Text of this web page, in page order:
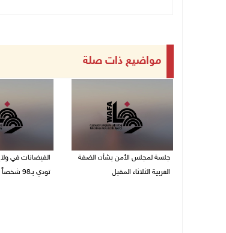
مواضيع ذات صلة
جلسة لمجلس الأمن بشأن الضفة
الغربية الثلاثاء المقبل
الفيضانات في
تودي بـ98 شخصاً